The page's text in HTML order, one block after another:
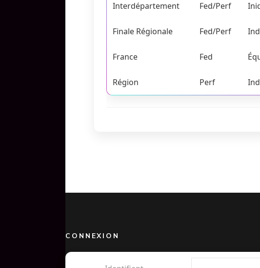
Interdépartement Fed/Perf
Finale Régionale Fed/Perf
France Fed
Région Perf
CONNEXION